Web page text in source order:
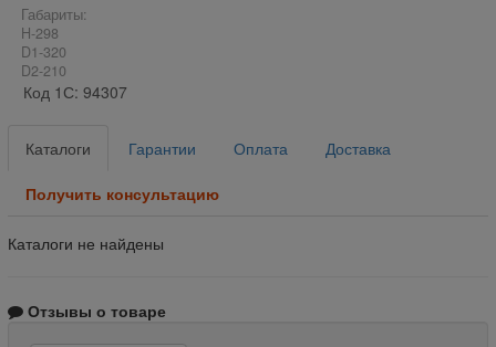
Габариты:
H-298
D1-320
D2-210
Код 1С: 94307
Каталоги Гарантии Оплата Доставка
Получить консультацию
Каталоги не найдены
Отзывы о товаре